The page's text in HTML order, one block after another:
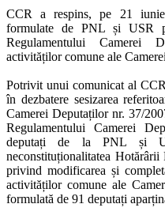
CCR a respins, pe 21
formulate de PNL și USR
Regulamentului Camerei
activităților comune ale
Potrivit unui comunicat al
în dezbatere sesizarea
Camerei Deputaților nr. 37/
Regulamentului Camerei
deputați de la PNL și
neconstituționalitatea
privind modificarea și
activităților comune ale
formulată de 91 deputați